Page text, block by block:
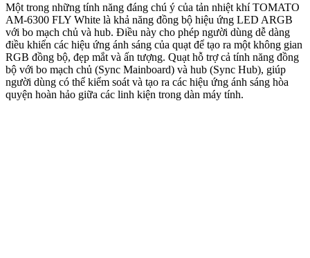
Một trong những tính năng đáng chú ý của tản nhiệt khí TOMATO
AM-6300 FLY White là khả năng đồng bộ hiệu ứng LED ARGB
với bo mạch chủ và hub. Điều này cho phép người dùng dễ dàng
điều khiển các hiệu ứng ánh sáng của quạt để tạo ra một không gian
RGB đồng bộ, đẹp mắt và ấn tượng. Quạt hỗ trợ cả tính năng đồng
bộ với bo mạch chủ (Sync Mainboard) và hub (Sync Hub), giúp
người dùng có thể kiểm soát và tạo ra các hiệu ứng ánh sáng hòa
quyện hoàn hảo giữa các linh kiện trong dàn máy tính.